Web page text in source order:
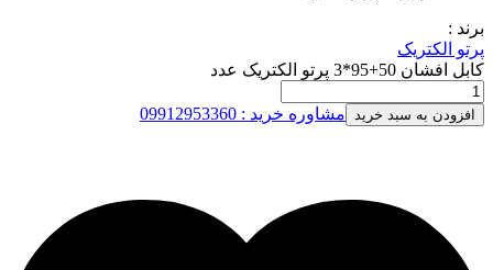
برند :
پرتو الکتریک
کابل افشان 50+95*3 پرتو الکتریک عدد
افزودن به سبد خرید مشاوره خرید : 09912953360